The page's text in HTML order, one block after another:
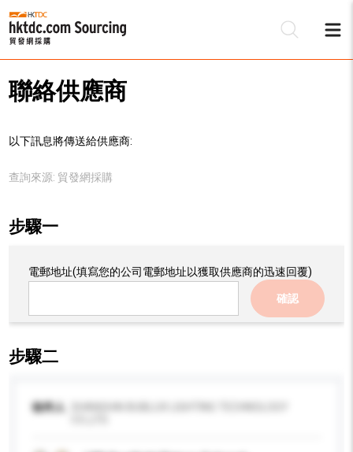
聯絡供應商
以下訊息將傳送給供應商:
查詢來源: 貿發網採購
步驟一
電郵地址(填寫您的公司電郵地址以獲取供應商的迅速回覆)
確認
步驟二
收件人